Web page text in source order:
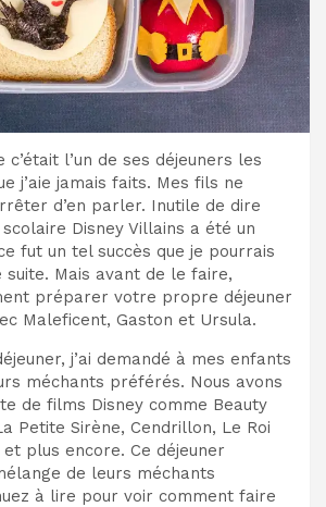
l’un de ses déjeuners les
j’aie jamais faits. Mes fils ne
d’en parler. Inutile de dire
Disney Villains a été un
fut un tel succès que je pourrais
suite. Mais avant de le faire,
préparer votre propre déjeuner
Maleficent, Gaston et Ursula.
j’ai demandé à mes enfants
méchants préférés. Nous avons
de films Disney comme Beauty
Petite Sirène, Cendrillon, Le Roi
plus encore. Ce déjeuner
de leurs méchants
à lire pour voir comment faire